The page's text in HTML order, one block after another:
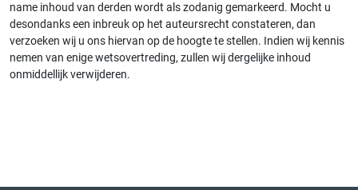
name inhoud van derden wordt als zodanig gemarkeerd. Mocht u
desondanks een inbreuk op het auteursrecht constateren, dan
verzoeken wij u ons hiervan op de hoogte te stellen. Indien wij kennis
nemen van enige wetsovertreding, zullen wij dergelijke inhoud
onmiddellijk verwijderen.